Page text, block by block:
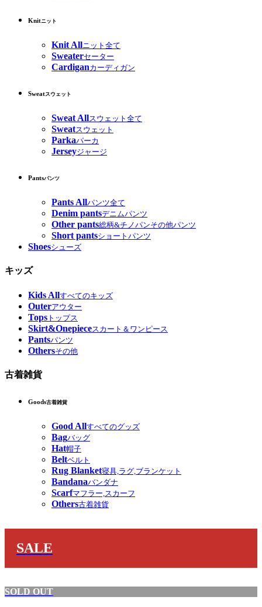
Knitニット
Knit Allニット全て
Sweaterセーター
Cardiganカーディガン
Sweatスウェット
Sweat Allスウェット全て
Sweatスウェット
Parkaパーカ
Jerseyジャージ
Pantsパンツ
Pants Allパンツ全て
Denim pantsデニムパンツ
Other pants総柄&チノパンその他パンツ
Short pantsショートパンツ
Shoesシューズ
キッズ
Kids Allすべてのキッズ
Outerアウター
Tops トップス
Skirt&Onepieceスカート＆ワンピース
Pantsパンツ
Othersその他
古着雑貨
Goods古着雑貨
Good Allすべてのグッズ
Bagバッグ
Hat帽子
Beltベルト
Rug Blanket寝具,ラグ,ブランケット
Bandanaバンダナ
Scarfマフラー,スカーフ
Others古着雑貨
SALE
SOLD OUT